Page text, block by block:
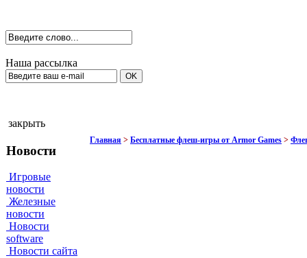
Наша рассылка
закрыть
Новости
Игровые
новости
Железные
новости
Новости
software
Новости сайта
Главная > Бесплатные флеш-игры от Armor Games >